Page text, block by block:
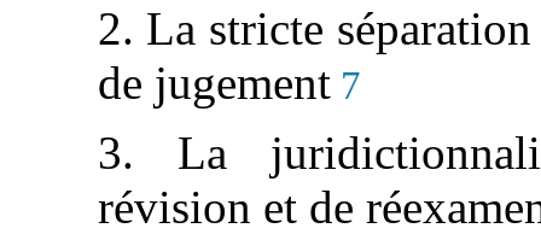
2. La stricte
de jugement7
3. La
révision et de